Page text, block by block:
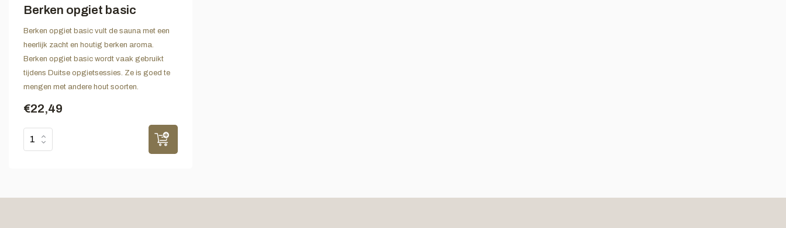
Berken opgiet basic
Berken opgiet basic vult de sauna met een
heerlijk zacht en houtig berken aroma.
Berken opgiet basic wordt vaak gebruikt
tijdens Duitse opgietsessies. Ze is goed te
mengen met andere hout soorten.
€22,49